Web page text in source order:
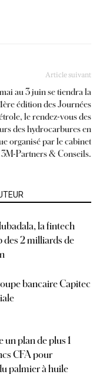
Article suivant
au 3 juin se tiendra la
1ère édition des Journées
le rendez-vous des
des hydrocarbures en
organisé par le cabinet
Partners & Conseils.
la fintech
des 2 milliards de
bancaire Capitec
un plan de plus 1
CFA pour
palmier à huile